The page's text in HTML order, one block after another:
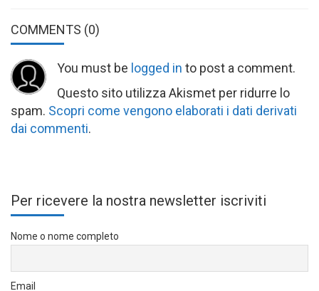
COMMENTS (0)
You must be logged in to post a comment.
Questo sito utilizza Akismet per ridurre lo
spam. Scopri come vengono elaborati i dati derivati
dai commenti.
Per ricevere la nostra newsletter iscriviti
Nome o nome completo
Email